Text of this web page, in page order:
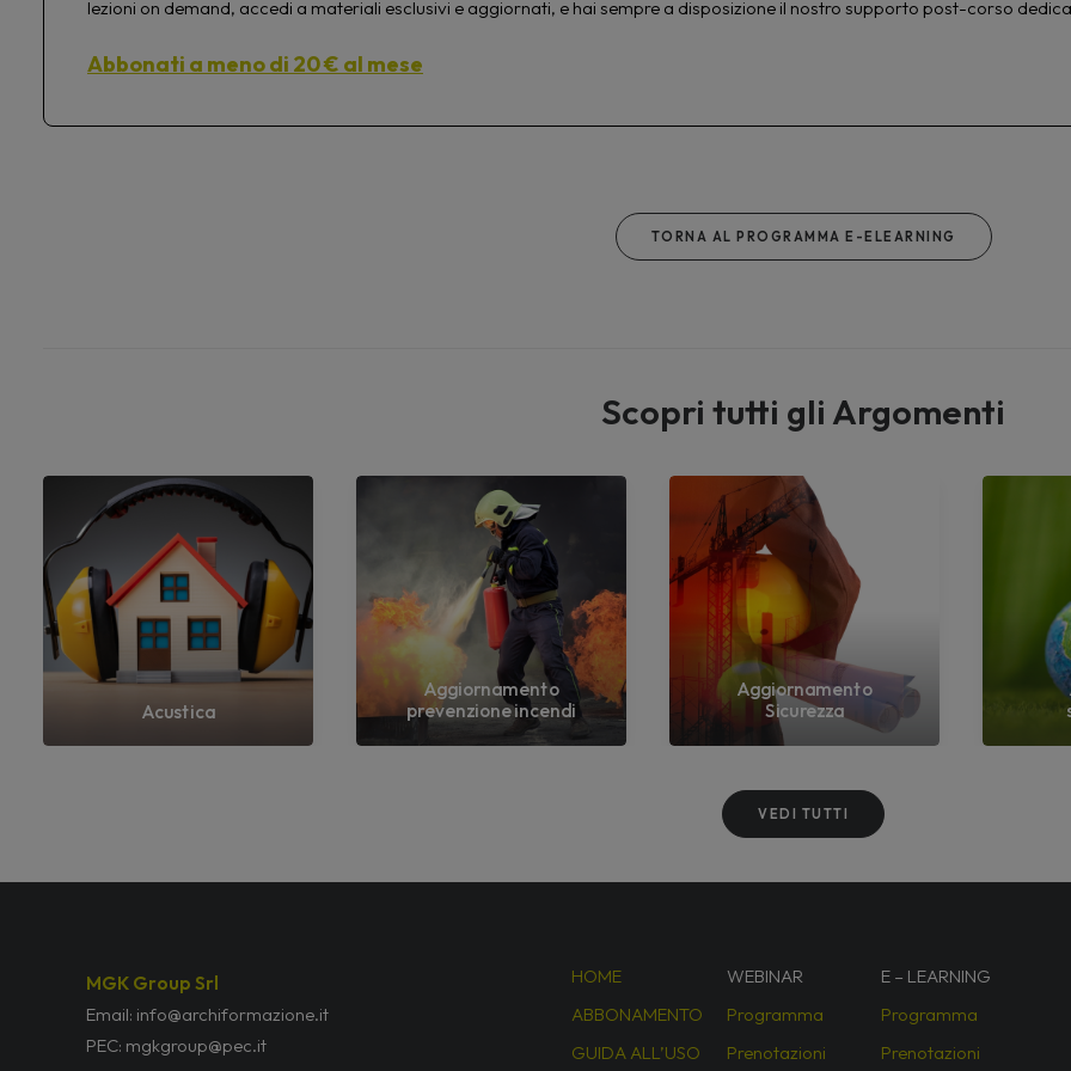
lezioni on demand, accedi a materiali esclusivi e aggiornati, e hai sempre a disposizione il nostro supporto post-corso
Abbonati a meno di 20 € al mese
TORNA AL PROGRAMMA E-ELEARNING
Scopri tutti gli Argomenti
Acustica
Aggiornamento
prevenzione incendi
Aggiornamento
Sicurezza
VEDI TUTTI
MGK Group Srl
Email: info@archiformazione.it
PEC: mgkgroup@pec.it
HOME
ABBONAMENTO
GUIDA ALL’USO
WEBINAR
Programma
Prenotazioni
E – LEARNING
Programma
Prenotazioni